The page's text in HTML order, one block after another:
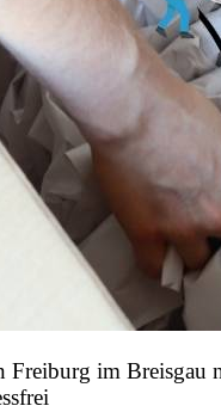
Freiburg im Breisgau